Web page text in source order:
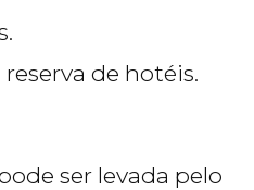
de hotéis.
ser levada pelo